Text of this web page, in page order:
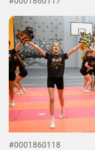
#0001860118